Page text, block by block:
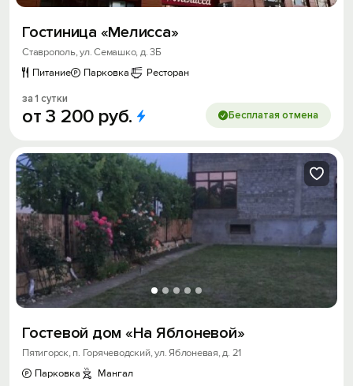
Гостиница «Мелисса»
Ставрополь, ул. Семашко, д. 3Б
Питание
Парковка Ресторан
за 1 сутки
от3 200 руб. Бесплатая отмена
Гостевой дом «На Яблоневой»
Пятигорск, п. Горячеводский, ул. Яблоневая, д. 21
Парковка
Мангал